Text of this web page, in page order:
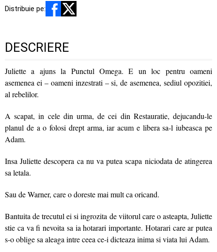
Distribuie pe:
DESCRIERE
Juliette a ajuns la Punctul Omega. E un loc pentru oameni
asemenea ei – oameni inzestrati – si, de asemenea, sediul opozitiei,
al rebelilor.
A scapat, in cele din urma, de cei din Restauratie, dejucandu-le
planul de a o folosi drept arma, iar acum e libera sa-l iubeasca pe
Adam.
Insa Juliette descopera ca nu va putea scapa niciodata de atingerea
sa letala.
Sau de Warner, care o doreste mai mult ca oricand.
Bantuita de trecutul ei si ingrozita de viitorul care o asteapta, Juliette
stie ca va fi nevoita sa ia hotarari importante. Hotarari care ar putea
s-o oblige sa aleaga intre ceea ce-i dicteaza inima si viata lui Adam.